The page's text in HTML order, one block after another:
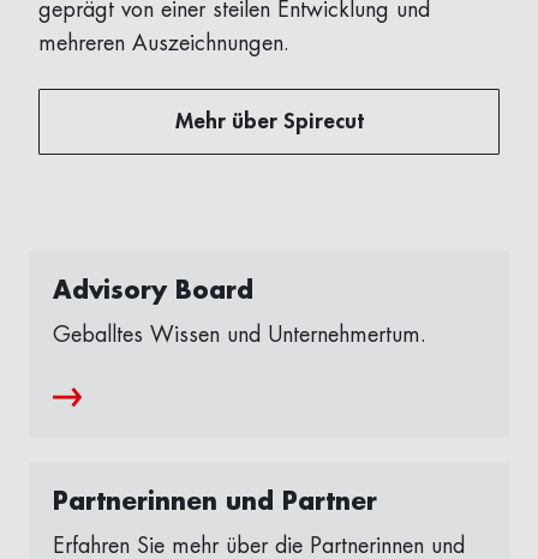
geprägt von einer steilen Entwicklung und
mehreren Auszeichnungen.
Mehr über Spirecut
Advisory Board
Geballtes Wissen und Unternehmertum.
Partnerinnen und Partner
Erfahren Sie mehr über die Partnerinnen und